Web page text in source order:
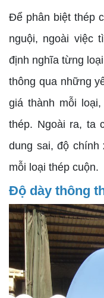
Để phân biệt thép
nguội, ngoài việc
định nghĩa từng
thông qua những
giá thành mỗi
thép. Ngoài ra, ta
dung sai, độ chính
mỗi loại thép cuộn.
Độ dày thông